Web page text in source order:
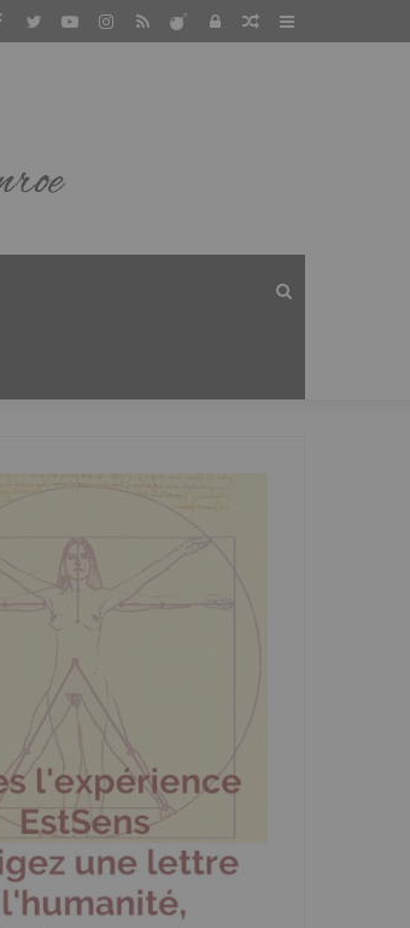
Sidebar
Article
Connexion
Dailymotion
RSS
Instagram
YouTube
Twitter
Facebook